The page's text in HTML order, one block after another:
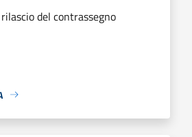
del contrassegno